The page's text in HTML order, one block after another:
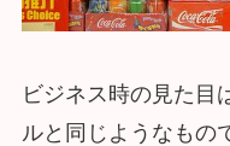
ビジネス時の見た目
ルと同じようなもの